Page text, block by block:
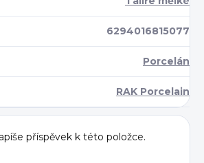
6294016815077
Porcelán
RAK Porcelain
příspěvek k této položce.